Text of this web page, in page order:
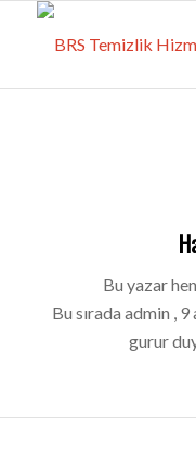
Bu yazar
Bu sıradaadmin ,
gurur